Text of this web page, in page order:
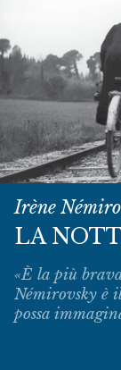
Irène
LA
«È la più
Némirovsky è
possa